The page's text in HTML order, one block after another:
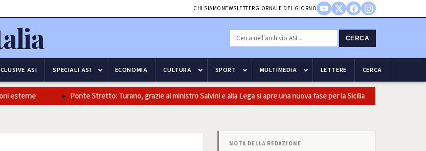
CHI SIAMO NEWSLETTERGIORNALE DEL GIORNO
CERCA
ASI SPECIALI ASI ECONOMIA CULTURA SPORT MULTIMEDIA LETTERE CERCA
Ponte Stretto: Turano, grazie al ministro Salvini e alla Lega si apre una nuova fase per la Sicilia
NOTA DELLA REDAZIONE